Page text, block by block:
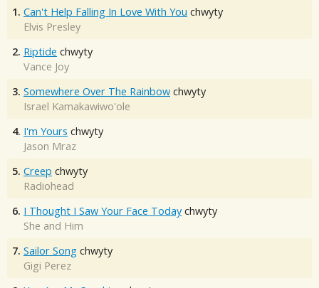
1. Can't Help Falling In Love With You chwyty
Elvis Presley
2. Riptide chwyty
Vance Joy
3. Somewhere Over The Rainbow chwyty
Israel Kamakawiwo'ole
4. I'm Yours chwyty
Jason Mraz
5. Creep chwyty
Radiohead
6. I Thought I Saw Your Face Today chwyty
She and Him
7. Sailor Song chwyty
Gigi Perez